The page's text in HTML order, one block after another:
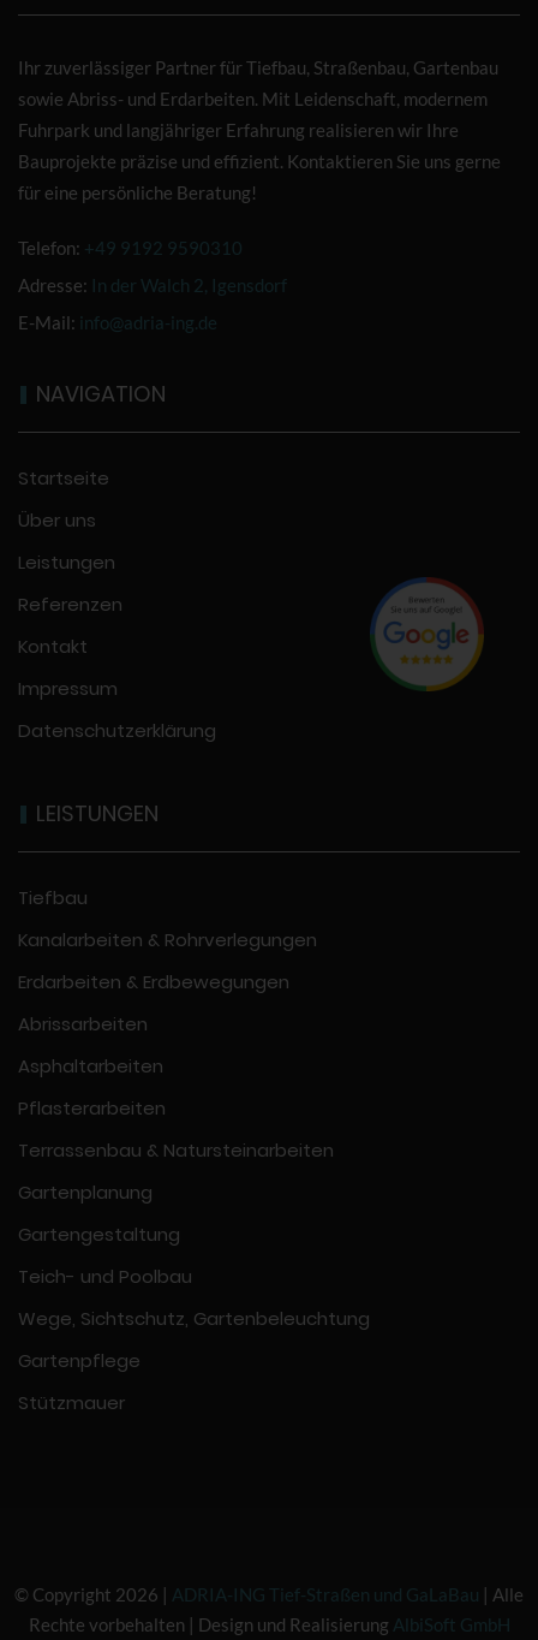
Ihr zuverlässiger Partner für Tiefbau, Straßenbau, Gartenbau
sowie Abriss- und Erdarbeiten. Mit Leidenschaft, modernem
Fuhrpark und langjähriger Erfahrung realisieren wir Ihre
Bauprojekte präzise und effizient. Kontaktieren Sie uns gerne
für eine persönliche Beratung!
Telefon: +49 9192 9590310
Adresse: In der Walch 2, Igensdorf
E-Mail: info@adria-ing.de
NAVIGATION
Startseite
Über uns
Leistungen
Referenzen
Kontakt
Impressum
Datenschutzerklärung
LEISTUNGEN
Tiefbau
Kanalarbeiten & Rohrverlegungen
Erdarbeiten & Erdbewegungen
Abrissarbeiten
Asphaltarbeiten
Pflasterarbeiten
Terrassenbau & Natursteinarbeiten
Gartenplanung
Gartengestaltung
Teich- und Poolbau
Wege, Sichtschutz, Gartenbeleuchtung
Gartenpflege
Stützmauer
© Copyright 2026 | ADRIA-ING Tief-Straßen und GaLaBau | Alle
Rechte vorbehalten | Design und Realisierung AlbiSoft GmbH